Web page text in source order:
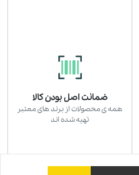
ضمانت اصل بودن کالا
همه ی محصولات از برند های معتبر
تهیه شده اند